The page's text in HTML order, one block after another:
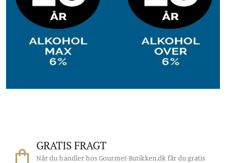
GRATIS FRAGT
Når du handler hos Gourmet-Butikken.dk får du gratis